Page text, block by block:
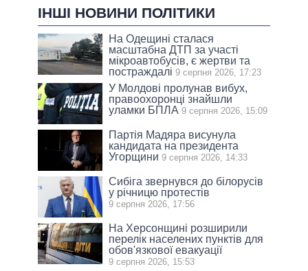
ІНШІ НОВИНИ ПОЛІТИКИ
На Одещині сталася
масштабна ДТП за участі
мікроавтобусів, є жертви та
постраждалі 9 серпня 2026, 17:23
У Молдові пролунав вибух,
правоохоронці знайшли
уламки БПЛА 9 серпня 2026, 15:09
Партія Мадяра висунула
кандидата на президента
Угорщини 9 серпня 2026, 14:33
Сибіга звернувся до білорусів
у річницю протестів
9 серпня 2026, 17:56
На Херсонщині розширили
перелік населених пунктів для
обов'язкової евакуації
9 серпня 2026, 15:53